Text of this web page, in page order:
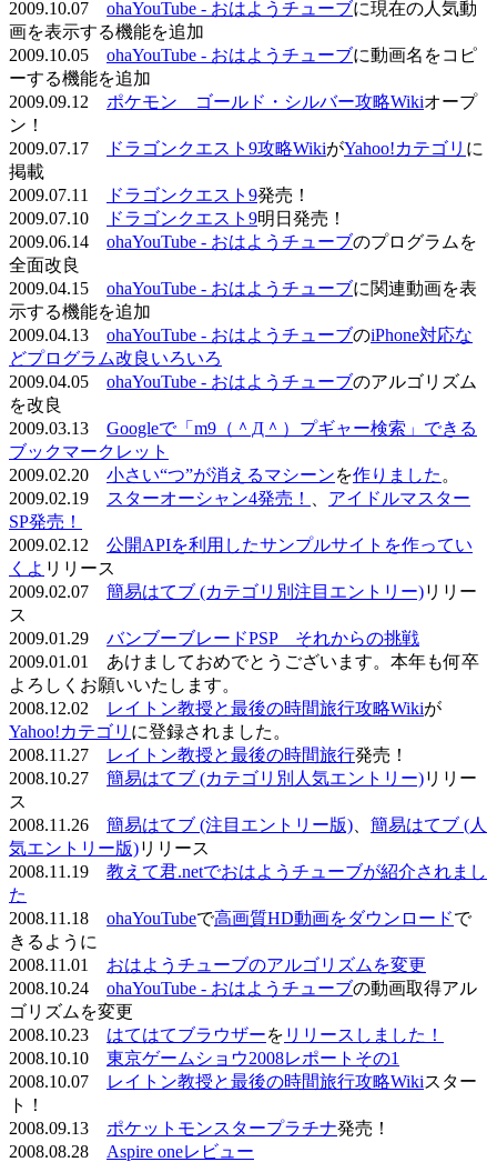
2009.10.07 ohaYouTube - おはようチューブに現在の人気動
画を表示する機能を追加
2009.10.05 ohaYouTube - おはようチューブに動画名をコピ
ーする機能を追加
2009.09.12 ポケモン ゴールド・シルバー攻略Wikiオープ
ン！
2009.07.17
ドラゴンクエスト9攻略WikiがYahoo!カテゴリ に
掲載
2009.07.11
ドラゴンクエスト9発売！
2009.07.10
ドラゴンクエスト9明日発売！
2009.06.14 ohaYouTube - おはようチューブのプログラムを
全面改良
2009.04.15 ohaYouTube - おはようチューブに関連動画を表
示する機能を追加
2009.04.13 ohaYouTube - おはようチューブのiPhone対応な
どプログラム改良いろいろ
2009.04.05 ohaYouTube - おはようチューブのアルゴリズム
を改良
2009.03.13 Googleで「m9（＾Д＾）プギャー検索」できる
ブックマークレット
2009.02.20 小さい“つ”が消えるマシーンを作りました 。
2009.02.19
スターオーシャン4発売！
アイドルマスター
SP発売！
2009.02.12 公開APIを利用したサンプルサイトを作ってい
くよ リリース
2009.02.07 簡易はてブ (カテゴリ別注目エントリー)リリー
ス
2009.01.29 バンブーブレードPSP それからの挑戦
2009.01.01 あけましておめでとうございます。本年も何卒
よろしくお願いいたします。
2008.12.02
レイトン教授と最後の時間旅行攻略Wikiが
Yahoo!カテゴリ に登録されました。
2008.11.27
レイトン教授と最後の時間旅行発売！
2008.10.27 簡易はてブ (カテゴリ別人気エントリー)リリー
ス
2008.11.26 簡易はてブ (注目エントリー版)
簡易はてブ (人
気エントリー版)リリース
2008.11.19 教えて君.netでおはようチューブが紹介されまし
た
2008.11.18 ohaYouTubeで高画質HD動画をダウンロードで
きるように
2008.11.01 おはようチューブのアルゴリズムを変更
2008.10.24 ohaYouTube - おはようチューブの動画取得アル
ゴリズムを変更
2008.10.23 はてはてブラウザーを リリースしました！
2008.10.10 東京ゲームショウ2008レポートその1
2008.10.07
レイトン教授と最後の時間旅行攻略Wikiスター
ト！
2008.09.13 ポケットモンスタープラチナ発売！
2008.08.28 Aspire oneレビュー